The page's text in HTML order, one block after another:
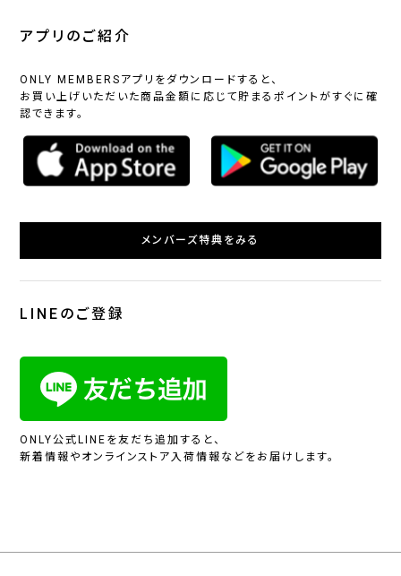
アプリのご紹介
ONLY MEMBERSアプリをダウンロードすると、
お買い上げいただいた商品金額に応じて貯まるポイントがすぐに確
認できます。
メンバーズ特典をみる
LINEのご登録
ONLY公式LINEを友だち追加すると、
新着情報やオンラインストア入荷情報などをお届けします。